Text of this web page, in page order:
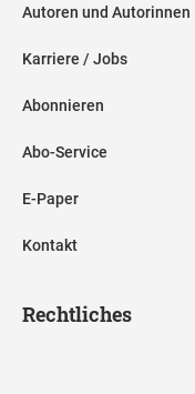
Autoren und Autorinnen
Karriere / Jobs
Abonnieren
Abo-Service
E-Paper
Kontakt
Rechtliches